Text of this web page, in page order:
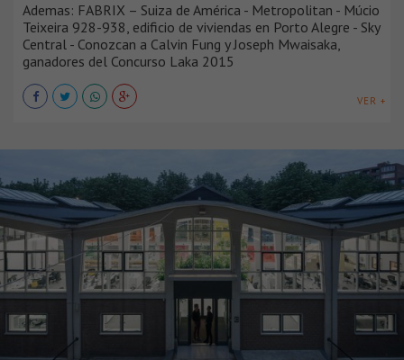
Ademas: FABRIX – Suiza de América - Metropolitan - Múcio
Teixeira 928-938, edificio de viviendas en Porto Alegre - Sky
Central - Conozcan a Calvin Fung y Joseph Mwaisaka,
ganadores del Concurso Laka 2015
VER +